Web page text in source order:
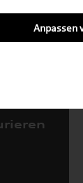
Anpassen